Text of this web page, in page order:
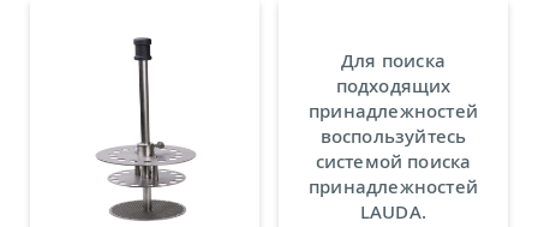
Для поиска
подходящих
принадлежностей
воспользуйтесь
системой поиска
принадлежностей
LAUDA.